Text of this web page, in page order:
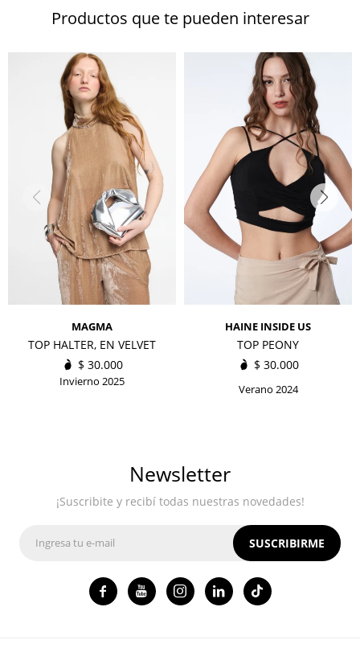
Productos que te pueden interesar
MAGMA
TOP HALTER, EN VELVET
$ 30.000
Invierno 2025
HAINE INSIDE US
TOP PEONY
$ 30.000
Verano 2024
Newsletter
¡Suscribite y recibí todas nuestras novedades!
SUSCRIBIRME
   